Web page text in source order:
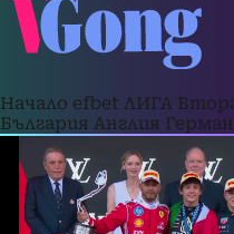
Начало efbet ЛИГА
България Англия